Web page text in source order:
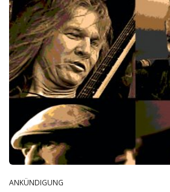
ANKÜNDIGUNG